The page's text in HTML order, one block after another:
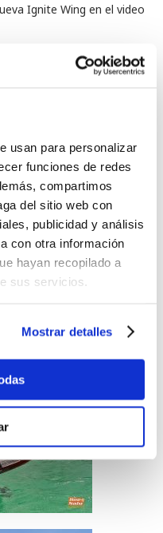
usan para personalizar
funciones de redes
compartimos
del sitio web con
publicidad y análisis
con otra información
hayan recopilado a
sus servicios.
Mostrar detalles
Ignite Wing en el video
para ver este contenido